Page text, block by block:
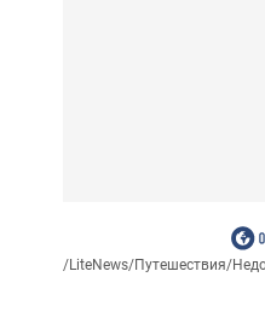
/LiteNews/Путешествия/